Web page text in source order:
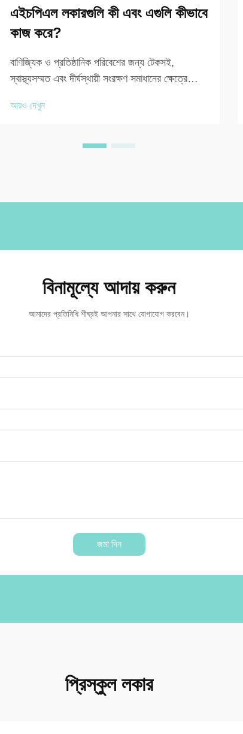
এইচপিএল লকারগুলি কী এবং এগুলি কীভাবে
কাজ করে?
বাণিজ্যিক ও প্রতিষ্ঠানিক পরিবেশের জন্য টেকসই,
স্বাস্থ্যসম্মত এবং দীর্ঘস্থায়ী সংরক্ষণ সমাধানের ক্ষেত্রে
বিশেষজ্ঞদের মধ্যে সবচেয়ে বিশ্বস্ত পছন্দগুলির মধ্যে একটি
আরও দেখুন
বিনামূল্যে আদায় করুন
আমাদের প্রতিনিধি শীঘ্রই আপনার সাথে যোগাযোগ করবেন।
জমা দিন
প্রিস্কুল লকার